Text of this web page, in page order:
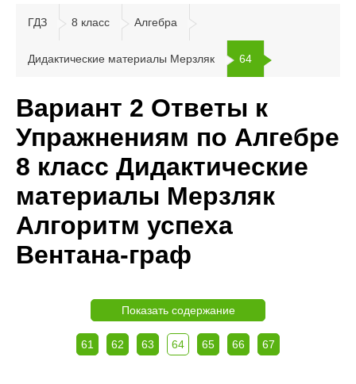
ГДЗ 8 класс Алгебра
Дидактические материалы Мерзляк 64
Вариант 2 Ответы к
Упражнениям по Алгебре
8 класс Дидактические
материалы Мерзляк
Алгоритм успеха
Вентана-граф
Показать содержание
61 62 63 64 65 66 67